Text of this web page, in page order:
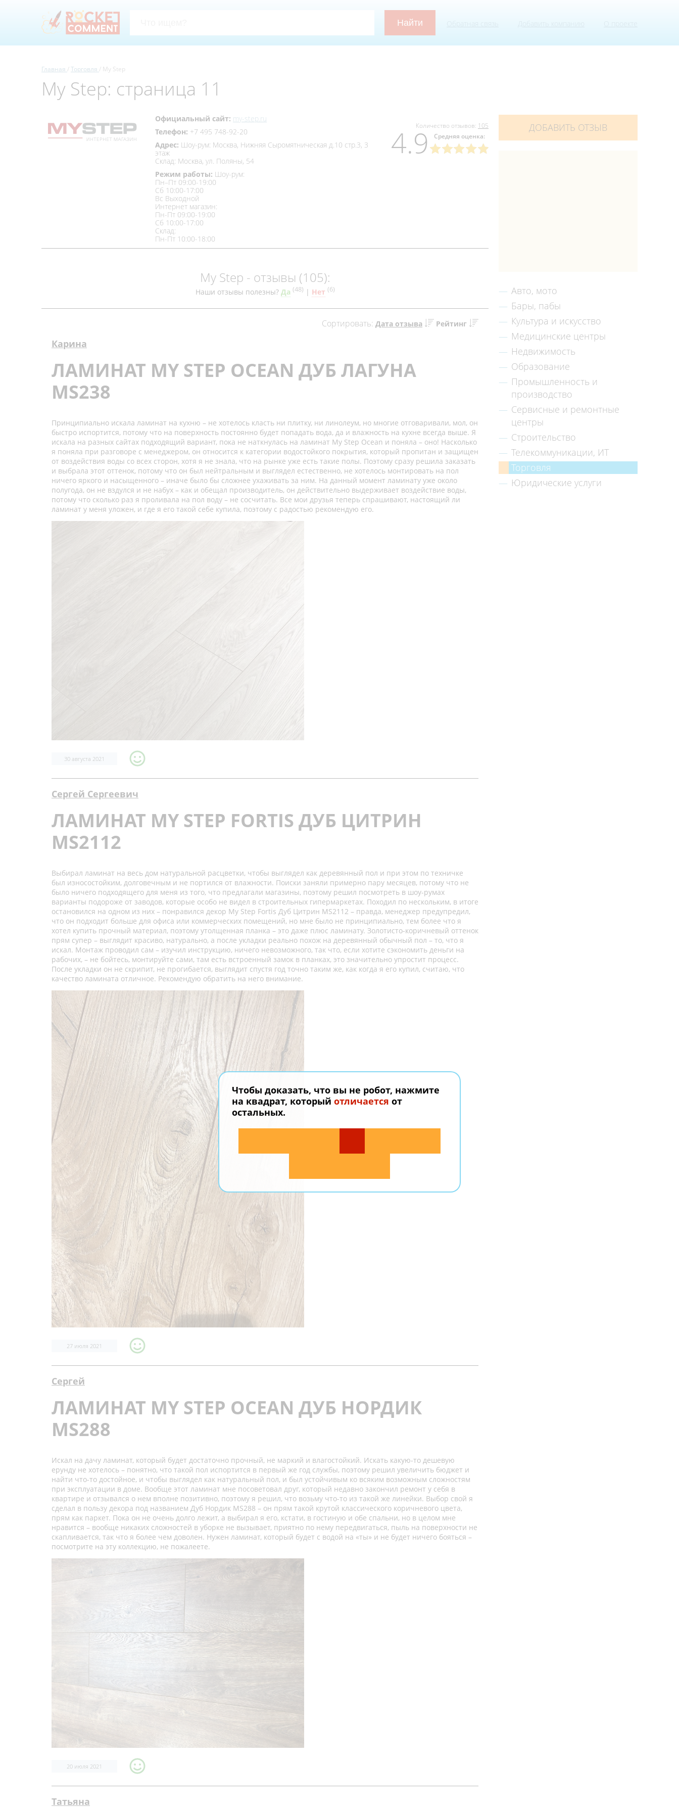
Главная Торговля My Step
My Step: страница 11
Количество отзывов: 105
Средняя оценка:
4.9
Официальный сайт: my-step.ru
Телефон: +7 495 748-92-20
Адрес: Шоу-рум: Москва, Нижняя Сыромятническая д.10 стр.3, 3
этаж
Склад: Москва, ул. Поляны, 54
Режим работы: Шоу-рум:
Пн–Пт 09:00-19:00
Сб 10:00-17:00
Вс Выходной
Интернет магазин:
Пн-Пт 09:00-19:00
Сб 10:00-17:00
Склад:
Пн-Пт 10:00-18:00
My Step - отзывы (105):
Наши отзывы полезны? Да (48) | Нет (6)
Сортировать: Дата отзыва Рейтинг
Карина
ЛАМИНАТ MY STEP OCEAN ДУБ ЛАГУНА
MS238
Принципиально искала ламинат на кухню – не хотелось класть ни плитку, ни линолеум, но многие отговаривали, мол, он
быстро испортится, потому что на поверхность постоянно будет попадать вода, да и влажность на кухне всегда выше. Я
искала на разных сайтах подходящий вариант, пока не наткнулась на ламинат My Step Ocean и поняла – оно! Насколько
я поняла при разговоре с менеджером, он относится к категории водостойкого покрытия, который пропитан и защищен
от воздействия воды со всех сторон, хотя я не знала, что на рынке уже есть такие полы. Поэтому сразу решила заказать
и выбрала этот оттенок, потому что он был нейтральным и выглядел естественно, не хотелось монтировать на пол
ничего яркого и насыщенного – иначе было бы сложнее ухаживать за ним. На данный момент ламинату уже около
полугода, он не вздулся и не набух – как и обещал производитель, он действительно выдерживает воздействие воды,
потому что сколько раз я проливала на пол воду – не сосчитать. Все мои друзья теперь спрашивают, настоящий ли
ламинат у меня уложен, и где я его такой себе купила, поэтому с радостью рекомендую его.
30 августа 2021
Сергей Сергеевич
ЛАМИНАТ MY STEP FORTIS ДУБ ЦИТРИН
MS2112
Выбирал ламинат на весь дом натуральной расцветки, чтобы выглядел как деревянный пол и при этом по техничке
был износостойким, долговечным и не портился от влажности. Поиски заняли примерно пару месяцев, потому что не
было ничего подходящего для меня из того, что предлагали магазины, поэтому решил посмотреть в шоу-румах
варианты подороже от заводов, которые особо не видел в строительных гипермаркетах. Походил по нескольким, в итоге
остановился на одном из них – понравился декор My Step Fortis Дуб Цитрин MS2112 – правда, менеджер предупредил,
что он подходит больше для офиса или коммерческих помещений, но мне было не принципиально, тем более что я
хотел купить прочный материал, поэтому утолщенная планка – это даже плюс ламинату. Золотисто-коричневый оттенок
прям супер – выглядит красиво, натурально, а после укладки реально похож на деревянный обычный пол – то, что я
искал. Монтаж проводил сам – изучил инструкцию, ничего невозможного, так что, если хотите сэкономить деньги на
рабочих, – не бойтесь, монтируйте сами, там есть встроенный замок в планках, это значительно упростит процесс.
После укладки он не скрипит, не прогибается, выглядит спустя год точно таким же, как когда я его купил, считаю, что
качество ламината отличное. Рекомендую обратить на него внимание.
27 июля 2021
Сергей
ЛАМИНАТ MY STEP OCEAN ДУБ НОРДИК
MS288
Искал на дачу ламинат, который будет достаточно прочный, не маркий и влагостойкий. Искать какую-то дешевую
ерунду не хотелось – понятно, что такой пол испортится в первый же год службы, поэтому решил увеличить бюджет и
найти что-то достойное, и чтобы выглядел как натуральный пол, и был устойчивым ко всяким возможным сложностям
при эксплуатации в доме. Вообще этот ламинат мне посоветовал друг, который недавно закончил ремонт у себя в
квартире и отзывался о нем вполне позитивно, поэтому я решил, что возьму что-то из такой же линейки. Выбор свой я
сделал в пользу декора под названием Дуб Нордик MS288 – он прям такой крутой классического коричневого цвета,
прям как паркет. Пока он не очень долго лежит, а выбирал я его, кстати, в гостиную и обе спальни, но в целом мне
нравится – вообще никаких сложностей в уборке не вызывает, приятно по нему передвигаться, пыль на поверхности не
скапливается, так что я более чем доволен. Нужен ламинат, который будет с водой на «ты» и не будет ничего бояться –
посмотрите на эту коллекцию, не пожалеете.
20 июля 2021
Татьяна
ДОБАВИТЬ ОТЗЫВ
Авто, мото
Бары, пабы
Культура и искусство
Медицинские центры
Недвижимость
Образование
Промышленность и
производство
Сервисные и ремонтные
центры
Строительство
Телекоммуникации, ИТ
Торговля
Юридические услуги
Чтобы доказать, что вы не робот, нажмите
на квадрат, который отличается от
остальных.